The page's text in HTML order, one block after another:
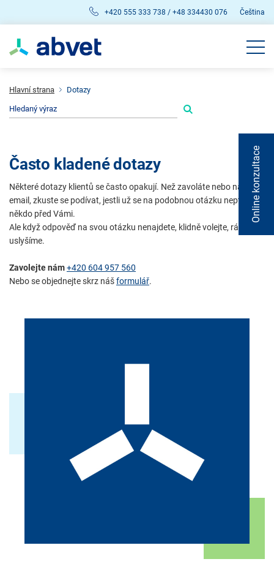
+420 555 333 738 / +48 334430 076 Čeština
Hlavní strana Dotazy
Často kladené dotazy
Některé dotazy klientů se často opakují. Než zavoláte nebo napíšete
email, zkuste se podívat, jestli už se na podobnou otázku neptal
někdo před Vámi.
Ale když odpověď na svou otázku nenajdete, klidně volejte, rádi Vás
uslyšíme.
Zavolejte nám+420 604 957 560
Nebo se objednejte skrz nášformulář.
Online konzultace